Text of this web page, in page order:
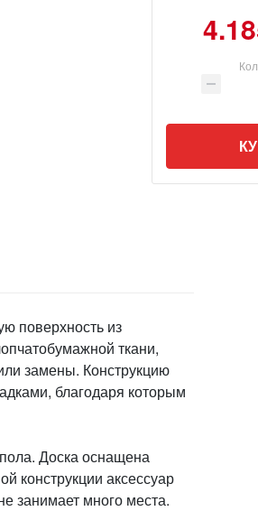
поверхность из
ткани,
замены. Конструкцию
благодаря которым
Доска оснащена
конструкции аксессуар
занимает много места.